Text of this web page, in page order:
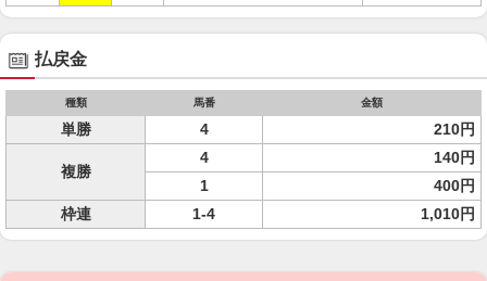
払戻金
種類 馬番 金額
単勝 4 210円
複勝
4
140円
1
400円
枠連
1-4 1,010円